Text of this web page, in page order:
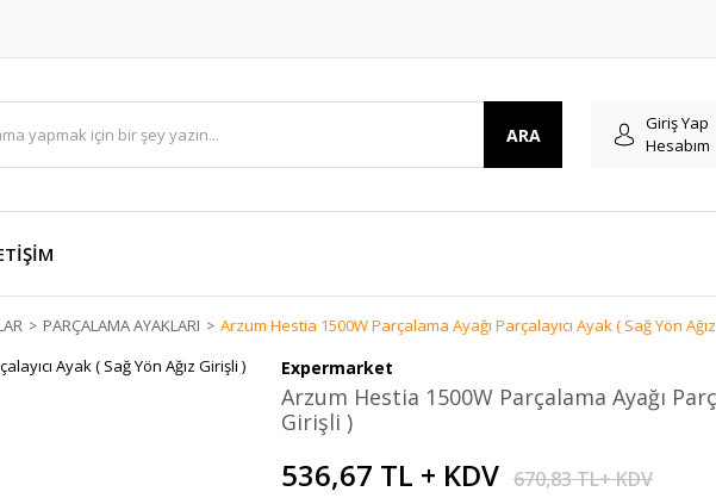
ARA
Giriş Yap
Hesabım
PARÇALAMA AYAKLARI Arzum Hestia 1500W Parçalama Ayağı Parçalayıcı Ayak ( Sağ Yön
Expermarket
Arzum Hestia 1500W Parçalama Ayağı
Girişli )
536,67 TL + KDV 670,83 TL+ KDV